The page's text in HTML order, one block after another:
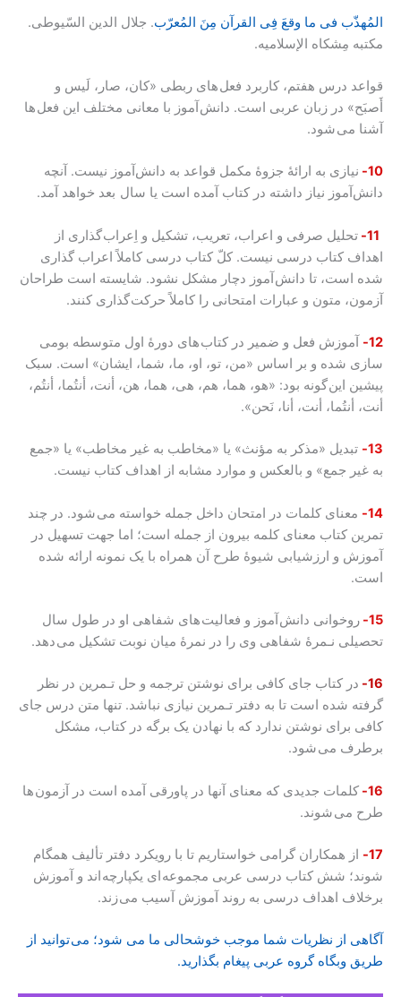
المُهذّب فی ما وقعَ فِی القرآن مِنَ المُعرّب. جلال الدین السّیوطی.
مکتبه مِشکاه الإسلامیه.
قواعد درس هفتم، کاربرد فعل های ربطی «کان، صار، لَیس و
أَصبَح» در زبان عربی است. دانش آموز با معانی مختلف این فعل ها
آشنا می شود.
10-
نیازی به ارائۀ جزوۀ مکمل قواعد به دانش‌آموز نیست. آنچه
دانش‌آموز نیاز داشته در کتاب آمده است یا سال بعد خواهد آمد.
11- تحلیل صرفی و اعراب، تعریب، تشکیل و اِعراب گذاری از
اهداف کتاب درسی نیست. کلّ کتاب درسی کاملاً اعراب گذاری
شده است، تا دانش آموز دچار مشکل نشود. شایسته است طراحان
آزمون، متون و عبارات امتحانی را کاملاً حرکت گذاری کنند.
12-
آموزش فعل و ضمیر در کتاب های دورۀ اول متوسطه بومی
سازی شده و بر اساس «من، تو، او، ما، شما، ایشان» است. سبک
پیشین این گونه بود: «هو، هما، هم، هی، هما، هن، أنت، أنتُما، أنتُم،
أنت، أنتُما، أنت، أنا، نَحن».
13-
تبدیل «مذکر به مؤنث» یا «مخاطب به غیر مخاطب» یا «جمع
به غیر جمع» و بالعکس و موارد مشابه از اهداف کتاب نیست.
14-
معنای کلمات در امتحان داخل جمله خواسته می شود. در چند
تمرین کتاب معنای کلمه بیرون از جمله است؛ اما جهت تسهیل در
آموزش و ارزشیابی شیوۀ طرح آن همراه با یک نمونه ارائه شده
است.
15- روخوانی دانش آموز و فعالیت های شفاهی او در طول سال
تحصیلی نـمرۀ شفاهی وی را در نمرۀ میان نوبت تشکیل می دهد.
16-
در کتاب جای کافی برای نوشتن ترجمه و حل تـمرین در نظر
گرفته شده است تا به دفتر تـمرین نیازی نباشد. تنها متن درس جای
کافی برای نوشتن ندارد که با نهادن یک برگه در کتاب، مشکل
برطرف می شود.
16- کلمات جدیدی که معنای آنها در پاورقی آمده است در آزمون ها
طرح می شوند.
17-
از همکاران گرامی خواستاریم تا با رویکرد دفتر تألیف همگام
شوند؛ شش کتاب درسی عربی مجموعه ای یکپارچه اند و آموزش
برخلاف اهداف درسی به روند آموزش آسیب می زند.
آگاهی از نظریات شما موجب خوشحالی ما می شود؛ می توانید از
طریق وبگاه گروه عربی پیغام بگذارید.